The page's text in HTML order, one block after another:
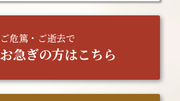
ご危篤 ・ご逝去で
お急ぎの方はこちら